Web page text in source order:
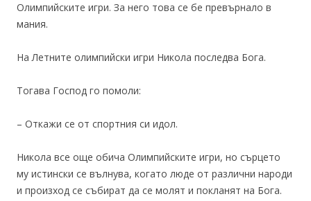
Олимпийските игри. За него това се бе превърнало в
мания.
На Летните олимпийски игри Никола последва Бога.
Тогава Господ го помоли:
– Откажи се от спортния си идол.
Никола все още обича Олимпийските игри, но сърцето
му истински се вълнува, когато люде от различни народи
и произход се събират да се молят и покланят на Бога.